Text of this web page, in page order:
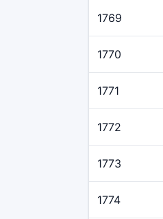
1769
1770
1771
1772
1773
1774